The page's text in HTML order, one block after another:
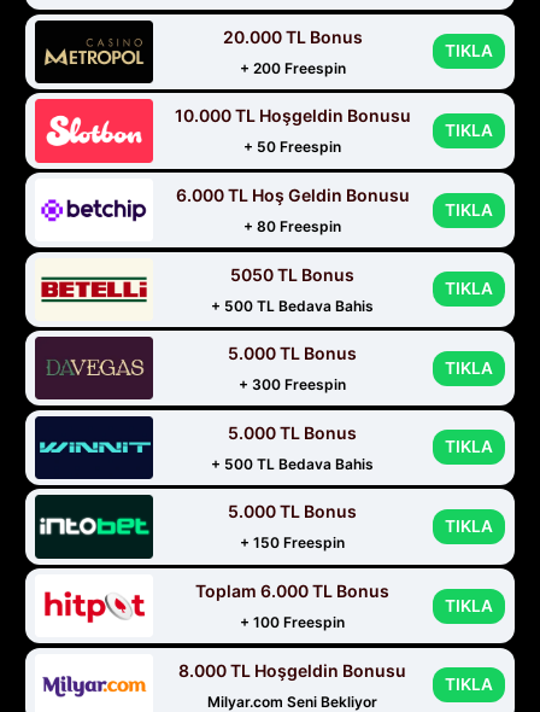
20.000 TL Bonus
+ 200 Freespin
TIKLA
10.000 TL Hoşgeldin Bonusu
+ 50 Freespin
TIKLA
6.000 TL Hoş Geldin Bonusu
+ 80 Freespin
TIKLA
5050 TL Bonus
+ 500 TL Bedava Bahis
TIKLA
5.000 TL Bonus
+ 300 Freespin
TIKLA
5.000 TL Bonus
+ 500 TL Bedava Bahis
TIKLA
5.000 TL Bonus
+ 150 Freespin
TIKLA
Toplam 6.000 TL Bonus
+ 100 Freespin
TIKLA
8.000 TL Hoşgeldin Bonusu
Milyar.com Seni Bekliyor
TIKLA